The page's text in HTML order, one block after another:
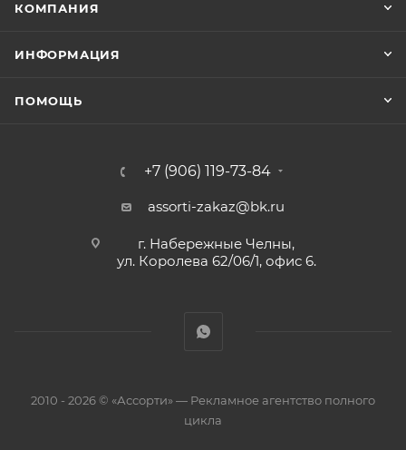
КОМПАНИЯ
ИНФОРМАЦИЯ
ПОМОЩЬ
+7 (906) 119-73-84
assorti-zakaz@bk.ru
г. Набережные Челны,
ул. Королева 62/06/1, офис 6.
2010 - 2026 © «Ассорти» — Рекламное агентство полного
цикла